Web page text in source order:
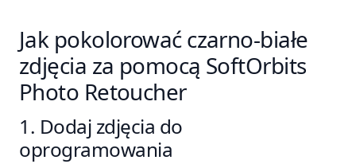
Jak pokolorować czarno-białe
zdjęcia za pomocą SoftOrbits
Photo Retoucher
Dodaj zdjęcia do
oprogramowania